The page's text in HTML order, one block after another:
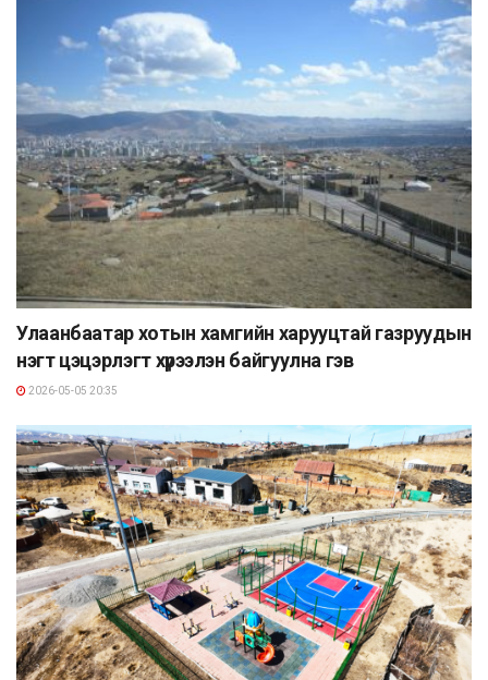
Улаанбаатар хотын хамгийн харууцтай газруудын
нэгт цэцэрлэгт хүрээлэн байгуулна гэв
2026-05-05 20:35